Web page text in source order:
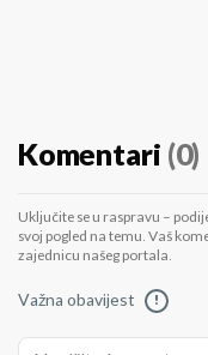
Komentari (0)
Uključite se u raspravu –
svoj pogled na temu. Vaš
zajednicu našeg portala.
Važna obavijest !